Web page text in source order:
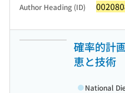
Author Heading (ID)
確率的計
恵と技術
National